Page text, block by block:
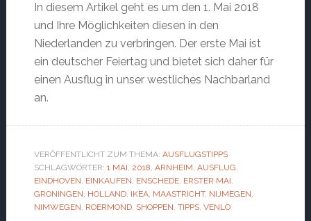
In diesem Artikel geht es um den 1. Mai 2018
und Ihre Möglichkeiten diesen in den
Niederlanden zu verbringen. Der erste Mai ist
ein deutscher Feiertag und bietet sich daher für
einen Ausflug in unser westliches Nachbarland
an.
VERÖFFENTLICHT ZUM THEMA: AUSFLUGSTIPPS
SCHLAGWÖRTER: 1 MAI, 2018, ARNHEIM, AUSFLUG,
EINDHOVEN, EINKAUFEN, ENSCHEDE, ERSTER MAI,
GRONINGEN, HOLLAND, IKEA, MAASTRICHT, NIJMEGEN,
NIMWEGEN, ROERMOND, SHOPPEN, TIPPS, VENLO